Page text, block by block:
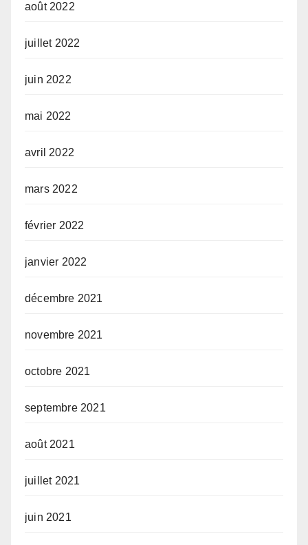
août 2022
juillet 2022
juin 2022
mai 2022
avril 2022
mars 2022
février 2022
janvier 2022
décembre 2021
novembre 2021
octobre 2021
septembre 2021
août 2021
juillet 2021
juin 2021